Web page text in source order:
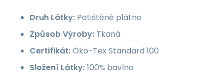
Druh Látky: Potištěné plátno
Způsob Výroby: Tkaná
Certifikát:Öko-Tex Standard 100
Složení Látky:100% bavlna